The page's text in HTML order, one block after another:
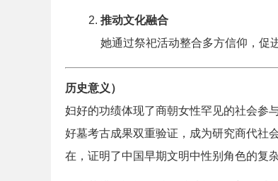
推动文化融合
她通过祭祀活动整合多方信仰，促
历史意义）
妇好的功绩体现了商朝女性罕见的社会参
好墓考古成果双重验证，成为研究商代社
在，证明了中国早期文明中性别角色的复